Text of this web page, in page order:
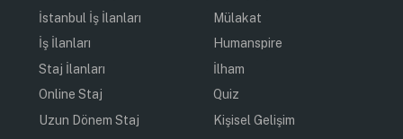
İstanbul İş İlanları
İş İlanları
Staj İlanları
Online Staj
Uzun Dönem Staj
Mülakat
Humanspire
İlham
Quiz
Kişisel Gelişim